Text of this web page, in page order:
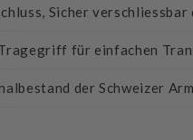
Sicher
für einfachen
der Schweizer